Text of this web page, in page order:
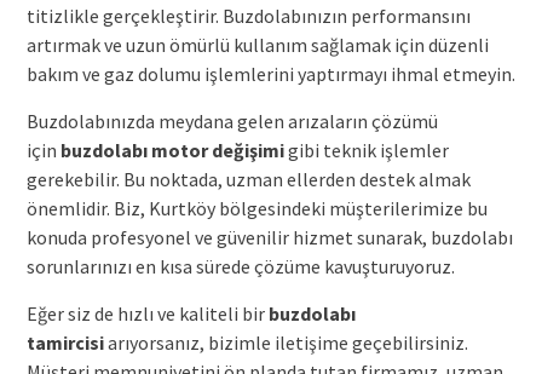
titizlikle gerçekleştirir. Buzdolabınızın performansını
artırmak ve uzun ömürlü kullanım sağlamak için düzenli
bakım ve gaz dolumu işlemlerini yaptırmayı ihmal etmeyin.
Buzdolabınızda meydana gelen arızaların çözümü
için buzdolabı motor değişimigibi teknik işlemler
gerekebilir. Bu noktada, uzman ellerden destek almak
önemlidir. Biz, Kurtköy bölgesindeki müşterilerimize bu
konuda profesyonel ve güvenilir hizmet sunarak, buzdolabı
sorunlarınızı en kısa sürede çözüme kavuşturuyoruz.
Eğer siz de hızlı ve kaliteli bir buzdolabı
tamircisiarıyorsanız, bizimle iletişime geçebilirsiniz.